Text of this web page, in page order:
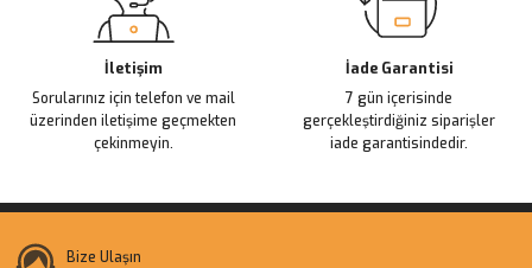
İletişim
Sorularınız için telefon ve mail
üzerinden iletişime geçmekten
çekinmeyin.
İade Garantisi
7 gün içerisinde
gerçekleştirdiğiniz siparişler
iade garantisindedir.
Bize Ulaşın